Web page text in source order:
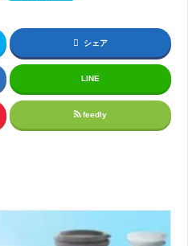
シェア
LINE
feedly